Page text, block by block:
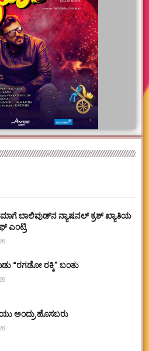
ಬಾಲಿವುಡ್‌ನ ನ್ಯಾಷನಲ್ ಕ್ರಶ್ ಖ್ಯಾತಿಯ
ಎಂಟ್ರಿ
“ರಗಡೋ ರಕ್ಕಿ” ಬಂತು
ಅಂದ್ರು ಹೊಸಬರು